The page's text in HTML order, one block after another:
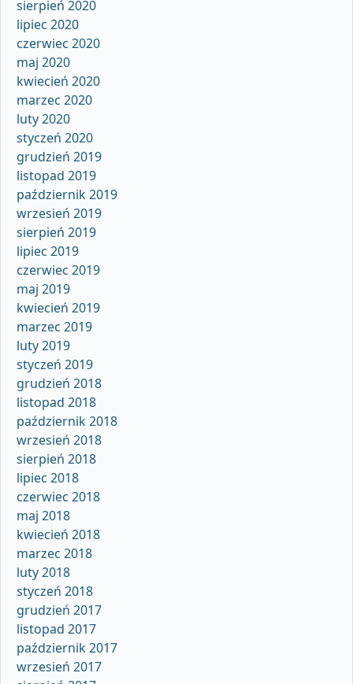
sierpień 2020
lipiec 2020
czerwiec 2020
maj 2020
kwiecień 2020
marzec 2020
luty 2020
styczeń 2020
grudzień 2019
listopad 2019
październik 2019
wrzesień 2019
sierpień 2019
lipiec 2019
czerwiec 2019
maj 2019
kwiecień 2019
marzec 2019
luty 2019
styczeń 2019
grudzień 2018
listopad 2018
październik 2018
wrzesień 2018
sierpień 2018
lipiec 2018
czerwiec 2018
maj 2018
kwiecień 2018
marzec 2018
luty 2018
styczeń 2018
grudzień 2017
listopad 2017
październik 2017
wrzesień 2017